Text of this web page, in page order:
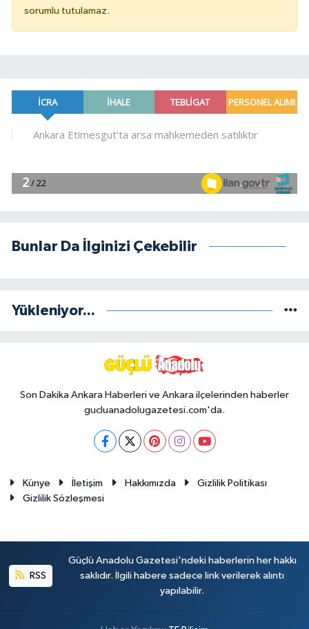
sorumlu tutulamaz.
Bunlar Da İlginizi Çekebilir
Yükleniyor...
Son Dakika Ankara Haberleri ve Ankara ilçelerinden haberler
gucluanadolugazetesi.com'da.
Künye İletişim Hakkımızda
Gizlilik Politikası
Gizlilik Sözleşmesi
RSS
Güçlü Anadolu Gazetesi'ndeki haberlerin her hakkı
saklıdır. İlgili habere sadece link verilerek alıntı
yapılabilir.